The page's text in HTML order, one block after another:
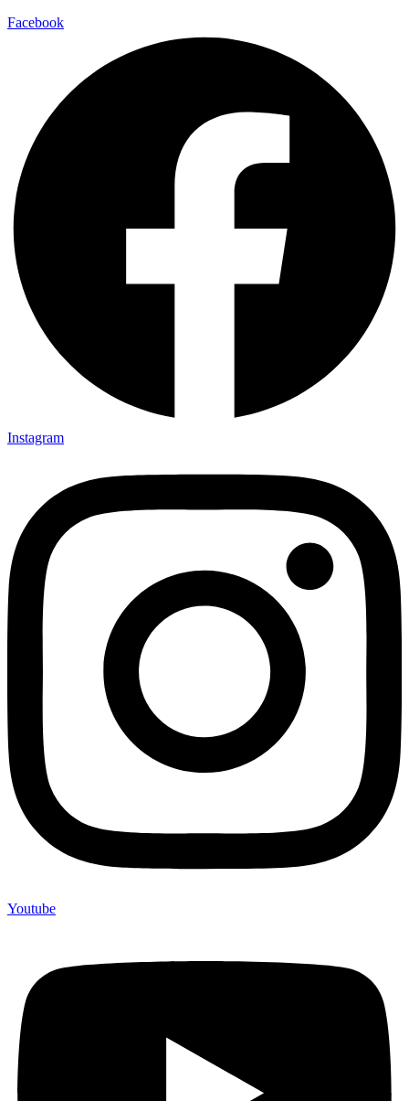
Facebook
Instagram
Youtube